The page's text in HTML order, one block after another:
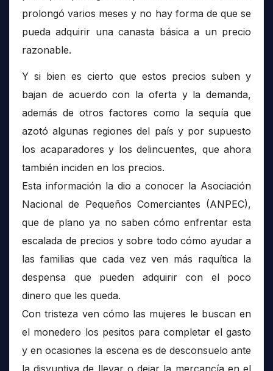
prolongó varios meses y no hay forma de que se
pueda adquirir una canasta básica a un precio
razonable.
Y si bien es cierto que estos precios suben y
bajan de acuerdo con la oferta y la demanda,
además de otros factores como la sequía que
azotó algunas regiones del país y por supuesto
los acaparadores y los delincuentes, que ahora
también inciden en los precios.
Esta información la dio a conocer la Asociación
Nacional de Pequeños Comerciantes (ANPEC),
que de plano ya no saben cómo enfrentar esta
escalada de precios y sobre todo cómo ayudar a
las familias que cada vez ven más raquítica la
despensa que pueden adquirir con el poco
dinero que les queda.
Con tristeza ven cómo las mujeres le buscan en
el monedero los pesitos para completar el gasto
y en ocasiones la escena es de desconsuelo ante